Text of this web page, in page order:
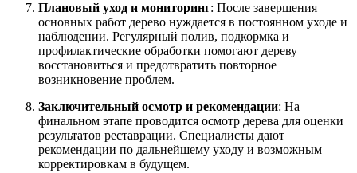
Плановый уход и мониторинг: После завершения
основных работ дерево нуждается в постоянном уходе и
наблюдении. Регулярный полив, подкормка и
профилактические обработки помогают дереву
восстановиться и предотвратить повторное
возникновение проблем.
Заключительный осмотр и рекомендации: На
финальном этапе проводится осмотр дерева для оценки
результатов реставрации. Специалисты дают
рекомендации по дальнейшему уходу и возможным
корректировкам в будущем.